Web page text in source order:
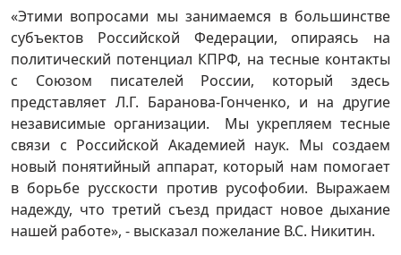
«Этими вопросами мы занимаемся в большинстве
субъектов Российской Федерации, опираясь на
политический потенциал КПРФ, на тесные контакты
с Союзом писателей России, который здесь
представляет Л.Г. Баранова-Гонченко, и на другие
независимые организации. Мы укрепляем тесные
связи с Российской Академией наук. Мы создаем
новый понятийный аппарат, который нам помогает
в борьбе русскости против русофобии. Выражаем
надежду, что третий съезд придаст новое дыхание
нашей работе», - высказал пожелание В.С. Никитин.